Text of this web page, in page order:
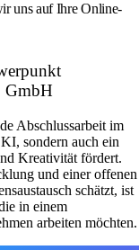
uns auf Ihre Online-
GmbH
Abschlussarbeit im
sondern auch ein
Kreativität fördert.
und einer offenen
schätzt, ist
in einem
arbeiten möchten.